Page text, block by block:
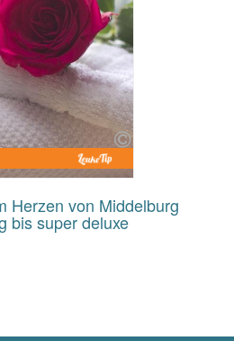
Herzen von Middelburg
bis super deluxe